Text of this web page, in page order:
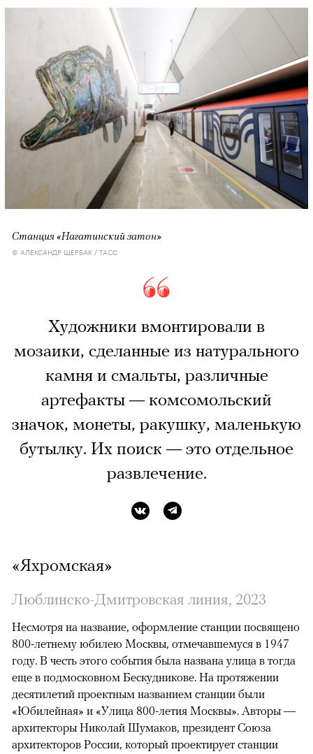
Станция «Нагатинский затон»
© АЛЕКСАНДР ЩЕРБАК / ТАСС
Художники вмонтировали в
мозаики, сделанные из натурального
камня и смальты, различные
артефакты — комсомольский
значок, монеты, ракушку, маленькую
бутылку. Их поиск — это отдельное
развлечение.
«Яхромская»
Люблинско-Дмитровская линия, 2023
Несмотря на название, оформление станции посвящено
800-летнему юбилею Москвы, отмечавшемуся в 1947
году. В честь этого события была названа улица в тогда
еще в подмосковном Бескудникове. На протяжении
десятилетий проектным названием станции были
«Юбилейная» и «Улица 800-летия Москвы». Авторы —
архитекторы Николай Шумаков, президент Союза
архитекторов России, который проектирует станции